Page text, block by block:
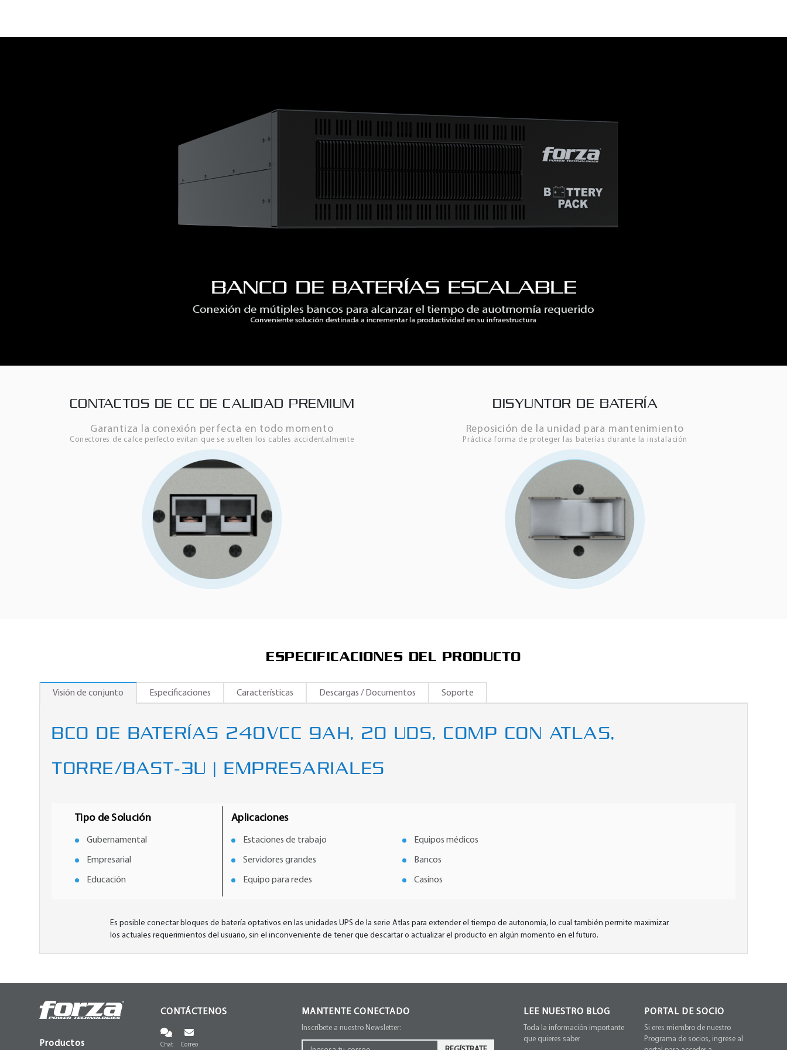
CONTACTOS DE CC DE CALIDAD PREMIUM
Garantiza la conexión perfecta en todo momento
Conectores de calce perfecto evitan que se suelten los cables accidentalmente
DISYUNTOR DE BATERÍA
Reposición de la unidad para mantenimiento
Práctica forma de proteger las baterías durante la instalación
ESPECIFICACIONES DEL PRODUCTO
Visión de conjunto Especificaciones Características Descargas / Documentos Soporte
BCO DE BATERÍAS 240VCC 9AH, 20 UDS, COMP CON ATLAS,
TORRE/BAST-3U | EMPRESARIALES
Tipo de Solución
Gubernamental
Empresarial
Educación
Aplicaciones
Estaciones de trabajo
Servidores grandes
Equipo para redes
Equipos médicos
Bancos
Casinos
Es posible conectar bloques de batería optativos en las unidades UPS de la serie Atlas para extender el tiempo de autonomía, lo cual también permite maximizar
los actuales requerimientos del usuario, sin el inconveniente de tener que descartar o actualizar el producto en algún momento en el futuro.
Productos
CONTÁCTENOS
Chat Correo
MANTENTE CONECTADO
Inscríbete a nuestro Newsletter:
LEE NUESTRO BLOG
Toda la información importante
que quieres saber
PORTAL DE SOCIO
Si eres miembro de nuestro
Programa de socios, ingrese al